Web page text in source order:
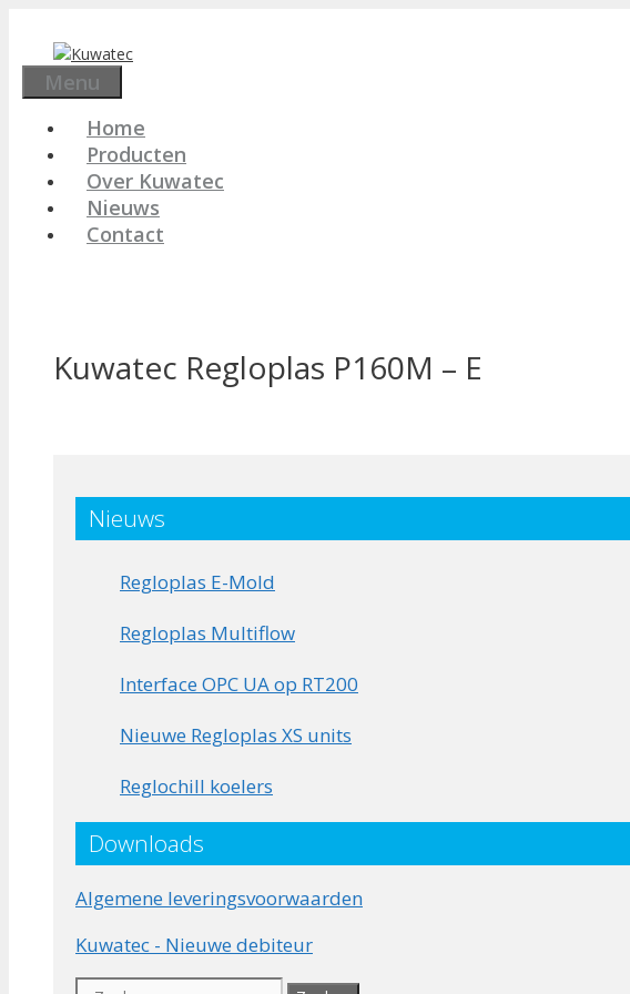
de
inhoudMenu
Home
Producten
Over Kuwatec
Nieuws
Contact
Kuwatec Regloplas P160M – E
Nieuws
Regloplas E-Mold
Regloplas Multiflow
Interface OPC UA op RT200
Nieuwe Regloplas XS units
Reglochill koelers
Downloads
Algemene leveringsvoorwaarden
Kuwatec - Nieuwe debiteur